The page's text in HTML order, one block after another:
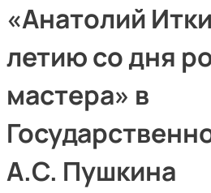
«Анатолий
летию со дня
мастера» в
А.С. Пушкина